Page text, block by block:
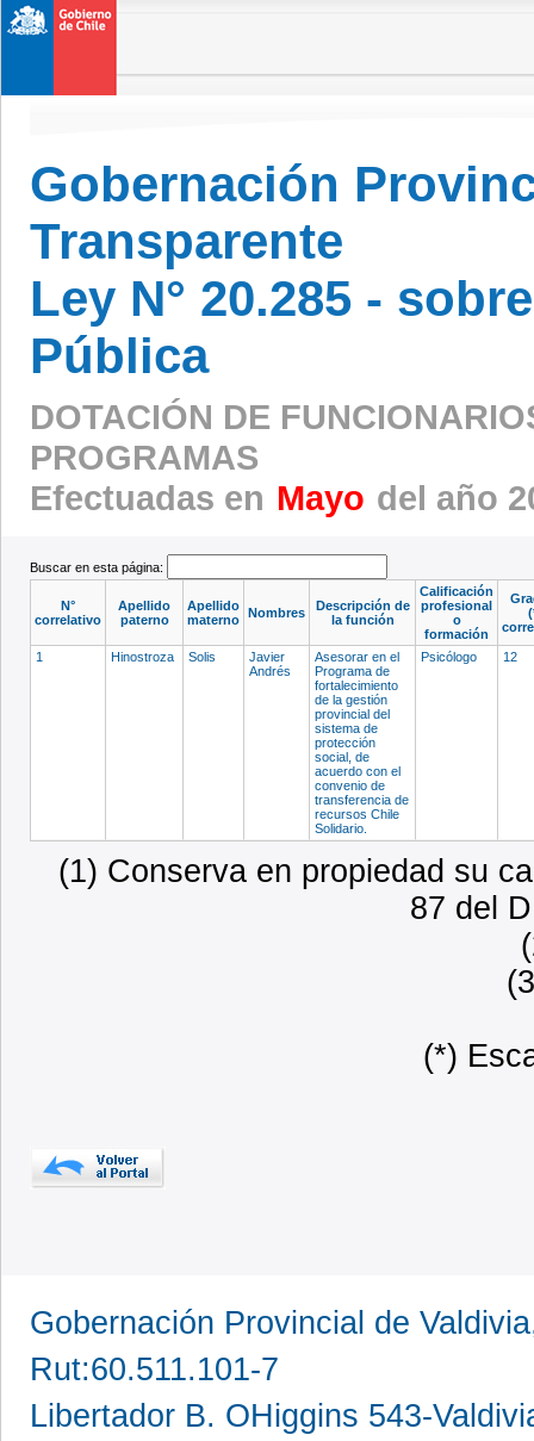
Gobernación
Transparente
Ley N° 20.285 -
Pública
DOTACIÓN DE
PROGRAMAS
Efectuadas en Mayo del año
Buscar en esta página:
N°
correlativo
Apellido
paterno
Apellido
materno Nombres
Descripción de
la función
Calificación
profesional
o
formación
1 Hinostroza Solis
Javier
Andrés
Asesorar en el
Programa de
fortalecimiento
de la gestión
provincial del
sistema de
protección
social, de
acuerdo con el
convenio de
transferencia de
recursos Chile
Solidario.
Psicólogo 12
(1) Conserva en propiedad su
87 del
(*)
Gobernación Provincial de
Rut:60.511.101-7
Libertador B. OHiggins 543-